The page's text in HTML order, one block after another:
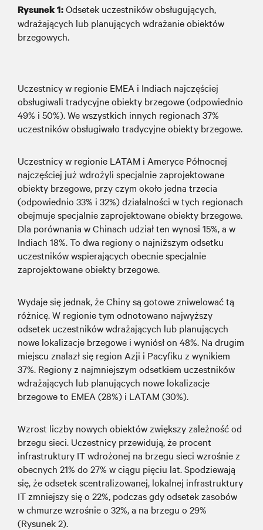
Rysunek1:Odsetek uczestników obsługujących,
wdrażających lub planujących wdrażanie obiektów
brzegowych.
Uczestnicy w regionie EMEA i Indiach najczęściej
obsługiwali tradycyjne obiekty brzegowe (odpowiednio
49% i 50%). We wszystkich innych regionach 37%
uczestników obsługiwało tradycyjne obiekty brzegowe.
Uczestnicy w regionie LATAM i Ameryce Północnej
najczęściej już wdrożyli specjalnie zaprojektowane
obiekty brzegowe, przy czym około jedna trzecia
(odpowiednio 33% i 32%) działalności w tych regionach
obejmuje specjalnie zaprojektowane obiekty brzegowe.
Dla porównania w Chinach udział ten wynosi 15%, a w
Indiach 18%. To dwa regiony o najniższym odsetku
uczestników wspierających obecnie specjalnie
zaprojektowane obiekty brzegowe.
Wydaje się jednak, że Chiny są gotowe zniwelować tą
różnicę. W regionie tym odnotowano najwyższy
odsetek uczestników wdrażających lub planujących
nowe lokalizacje brzegowe i wyniósł on 48%. Na drugim
miejscu znalazł się region Azji i Pacyfiku z wynikiem
37%. Regiony z najmniejszym odsetkiem uczestników
wdrażających lub planujących nowe lokalizacje
brzegowe to EMEA (28%) i LATAM (30%).
Wzrost liczby nowych obiektów zwiększy zależność od
brzegu sieci. Uczestnicy przewidują, że procent
infrastruktury IT wdrożonej na brzegu sieci wzrośnie z
obecnych 21% do 27% w ciągu pięciu lat. Spodziewają
się, że odsetek scentralizowanej, lokalnej infrastruktury
IT zmniejszy się o 22%, podczas gdy odsetek zasobów
w chmurze wzrośnie o 32%, a na brzegu o 29%
(Rysunek 2).